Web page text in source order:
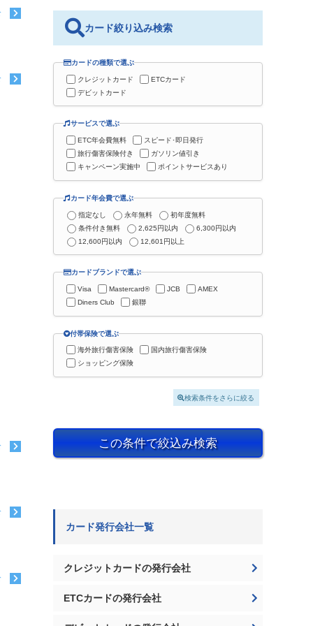
カード絞り込み検索
カードの種類で選ぶ
クレジットカード
ETCカード
デビットカード
サービスで選ぶ
ETC年会費無料
スピード･即日発行
旅行傷害保険付き
ガソリン値引き
キャンペーン実施中
ポイントサービスあり
カード年会費で選ぶ
指定なし 永年無料
初年度無料
条件付き無料
2,625円以内
6,300円以内
12,600円以内
12,601円以上
カードブランドで選ぶ
Visa Mastercard® JCB
AMEX
Diners Club
銀聯
付帯保険で選ぶ
海外旅行傷害保険
国内旅行傷害保険
ショッピング保険
検索条件をさらに絞る
この条件で絞込み検索
カード発行会社一覧
クレジットカードの発行会社
ETCカードの発行会社